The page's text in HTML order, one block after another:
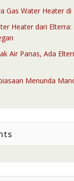
Gas Water Heater di
Heater dari
Air Panas, Ada
Menunda